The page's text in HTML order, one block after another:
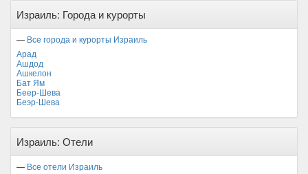
Израиль: Города и курорты
— Все города и курорты Израиль
Арад
Ашдод
Ашкелон
Бат Ям
Беер-Шева
Беэр-Шева
Израиль: Отели
— Все отели Израиль